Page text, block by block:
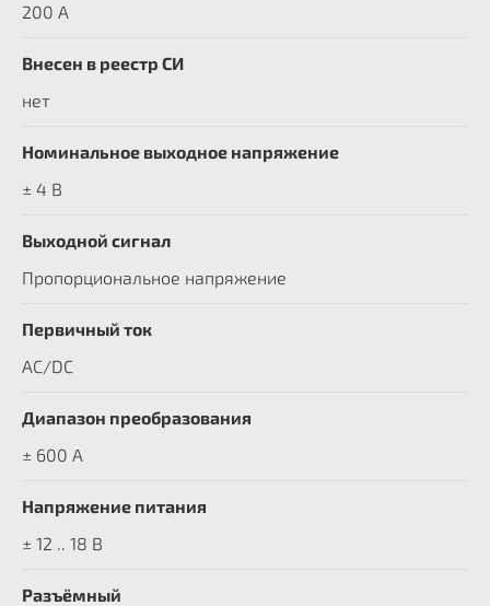
200 А
Внесен в реестр СИ
нет
Номинальное выходное напряжение
± 4 В
Выходной сигнал
Пропорциональное напряжение
Первичный ток
AC/DC
Диапазон преобразования
± 600 A
Напряжение питания
± 12 .. 18 В
Разъёмный